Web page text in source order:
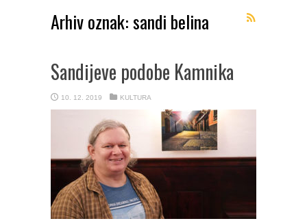
Arhiv oznak:sandi belina
Sandijeve podobe Kamnika
10. 12. 2019 KULTURA